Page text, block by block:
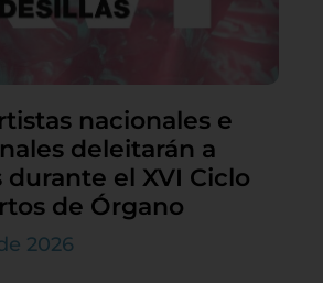
nacionales e
deleitarán a
durante el XVI Ciclo
de Órgano
2026